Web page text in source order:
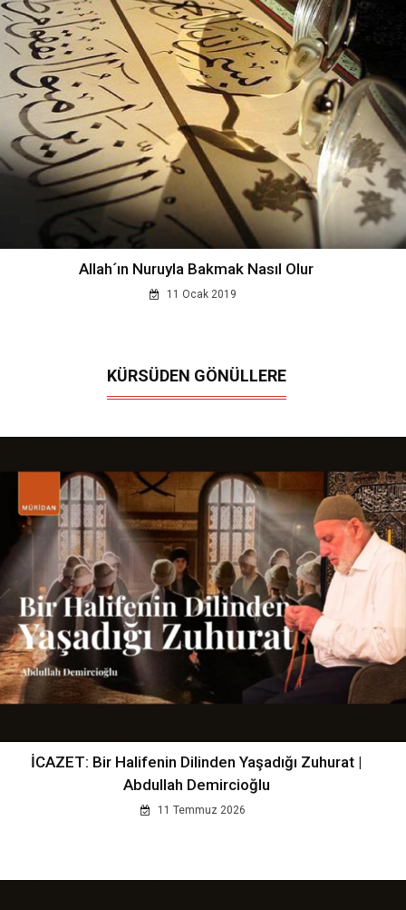
Allah´ın Nuruyla Bakmak Nasıl Olur
11 Ocak 2019
KÜRSÜDEN GÖNÜLLERE
İCAZET: Bir Halifenin Dilinden Yaşadığı Zuhurat |
Abdullah Demircioğlu
11 Temmuz 2026